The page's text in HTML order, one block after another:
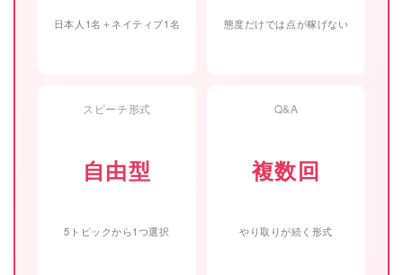
日本人1名＋ネイティブ1名 態度だけでは点が稼げない
スピーチ形式
自由型
5トピックから1つ選択
Q&A
複数回
やり取りが続く形式